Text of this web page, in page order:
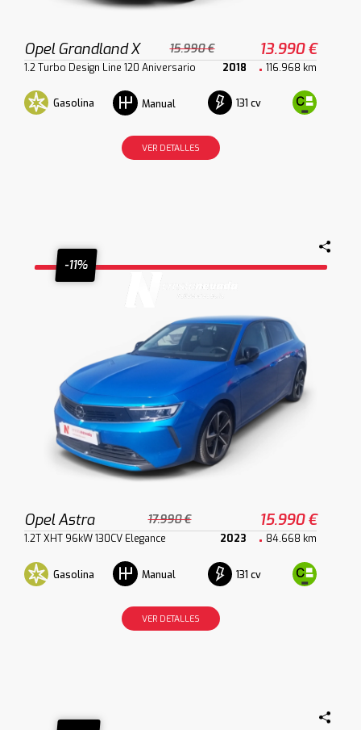
Opel Grandland X 15.990 € 13.990 €
1.2 Turbo Design Line 120 Aniversario 2018 116.968 km
Gasolina Manual 131 cv
VER DETALLES
-11%
Opel Astra 17.990 € 15.990 €
1.2T XHT 96kW 130CV Elegance 2023 84.668 km
Gasolina Manual 131 cv
VER DETALLES